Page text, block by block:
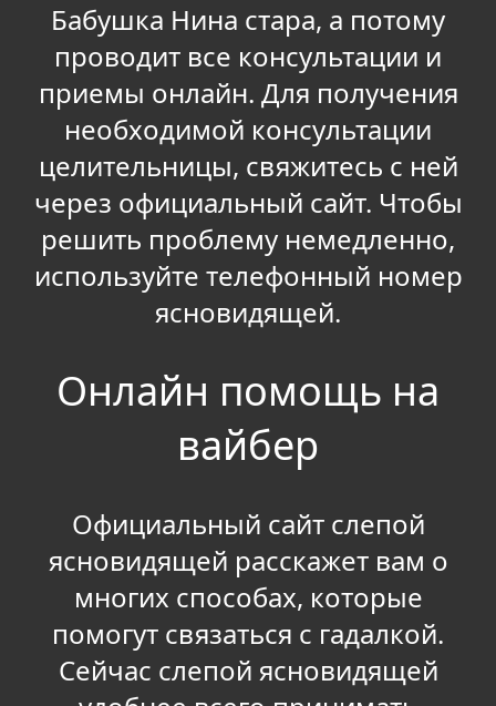
Бабушка Нина стара, а потому
проводит все консультации и
приемы онлайн. Для получения
необходимой консультации
целительницы, свяжитесь с ней
через официальный сайт. Чтобы
решить проблему немедленно,
используйте телефонный номер
ясновидящей.
Онлайн помощь на
вайбер
Официальный сайт слепой
ясновидящей расскажет вам о
многих способах, которые
помогут связаться с гадалкой.
Сейчас слепой ясновидящей